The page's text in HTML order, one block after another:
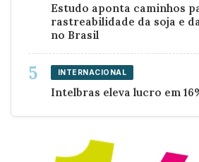
Estudo aponta caminhos
rastreabilidade da soja e
no Brasil
INTERNACIONAL
Intelbras eleva lucro em